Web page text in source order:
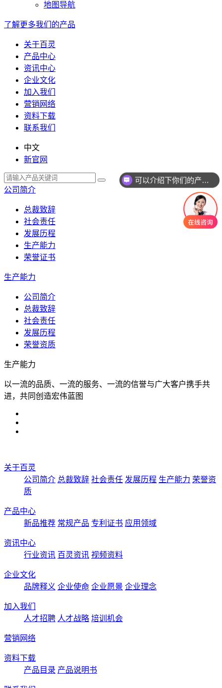
地图导航
了解更多我们的产品
关于百灵
产品中心
资讯中心
企业文化
加入我们
营销网络
资料下载
联系我们
中文
新官网
公司简介
总裁致辞
社会责任
发展历程
生产能力
荣誉证书
生产能力
公司简介
总裁致辞
社会责任
发展历程
荣誉资质
生产能力
以一流的品质、一流的服务、一流的信誉与广大客户携手共
进，共同创造宏伟蓝图
关于百灵
公司简介 总裁致辞 社会责任 发展历程 生产能力 荣誉资
质
产品中心
新品推荐 常规产品 专利证书 应用领域
资讯中心
行业资讯 百灵资讯 视频资料
企业文化
品牌释义 企业使命 企业愿景 企业理念
加入我们
人才招聘 人才战略 培训机会
营销网络
资料下载
产品目录 产品说明书
可以介绍下你们的产品么